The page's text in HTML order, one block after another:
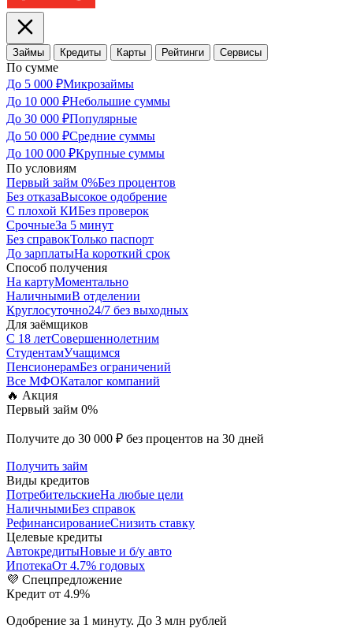
Займы Кредиты Карты Рейтинги Сервисы
По сумме
До 5 000 ₽Микрозаймы
До 10 000 ₽Небольшие суммы
До 30 000 ₽Популярные
До 50 000 ₽Средние суммы
До 100 000 ₽Крупные суммы
По условиям
Первый займ 0%Без процентов
Без отказаВысокое одобрение
С плохой КИБез проверок
СрочныеЗа 5 минут
Без справокТолько паспорт
До зарплатыНа короткий срок
Способ получения
На картуМоментально
НаличнымиВ отделении
Круглосуточно24/7 без выходных
Для заёмщиков
С 18 летСовершеннолетним
СтудентамУчащимся
ПенсионерамБез ограничений
Все МФОКаталог компаний
🔥 Акция
Первый займ 0%
Получите до 30 000 ₽ без процентов на 30 дней
Получить займ
Виды кредитов
ПотребительскиеНа любые цели
НаличнымиБез справок
РефинансированиеСнизить ставку
Целевые кредиты
АвтокредитыНовые и б/у авто
ИпотекаОт 4.7% годовых
💜 Спецпредложение
Кредит от 4.9%
Одобрение за 1 минуту. До 3 млн рублей